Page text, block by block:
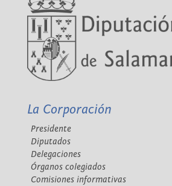
La Corporación
Presidente
Diputados
Delegaciones
Órganos colegiados
Comisiones informativas